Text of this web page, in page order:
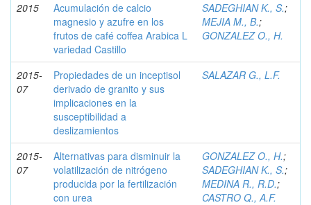
2015
Acumulación de calcio
magnesio y azufre en los
frutos de café coffea Arabica L
variedad Castillo
SADEGHIAN K., S.;
MEJIA M., B.;
GONZALEZ O., H.
2015-
07
Propiedades de un inceptisol
derivado de granito y sus
implicaciones en la
susceptibilidad a
deslizamientos
SALAZAR G., L.F.
2015-
07
Alternativas para disminuir la
volatilización de nitrógeno
producida por la fertilización
con urea
GONZALEZ O., H.;
SADEGHIAN K., S.;
MEDINA R., R.D.;
CASTRO Q., A.F.